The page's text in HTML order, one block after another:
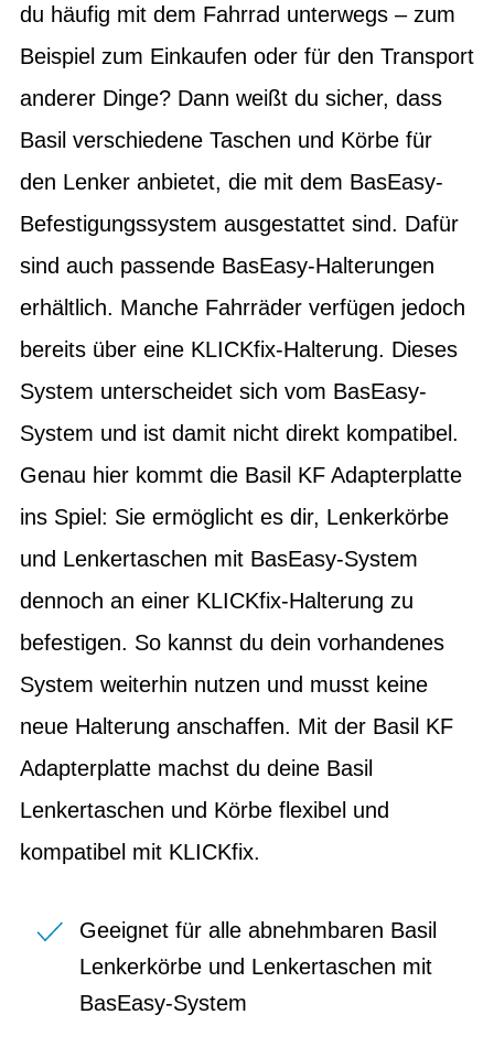
du häufig mit dem Fahrrad unterwegs – zum
Beispiel zum Einkaufen oder für den Transport
anderer Dinge? Dann weißt du sicher, dass
Basil verschiedene Taschen und Körbe für
den Lenker anbietet, die mit dem BasEasy-
Befestigungssystem ausgestattet sind. Dafür
sind auch passende BasEasy-Halterungen
erhältlich. Manche Fahrräder verfügen jedoch
bereits über eine KLICKfix-Halterung. Dieses
System unterscheidet sich vom BasEasy-
System und ist damit nicht direkt kompatibel.
Genau hier kommt die Basil KF Adapterplatte
ins Spiel: Sie ermöglicht es dir, Lenkerkörbe
und Lenkertaschen mit BasEasy-System
dennoch an einer KLICKfix-Halterung zu
befestigen. So kannst du dein vorhandenes
System weiterhin nutzen und musst keine
neue Halterung anschaffen. Mit der Basil KF
Adapterplatte machst du deine Basil
Lenkertaschen und Körbe flexibel und
kompatibel mit KLICKfix.
Geeignet für alle abnehmbaren Basil
Lenkerkörbe und Lenkertaschen mit
BasEasy-System